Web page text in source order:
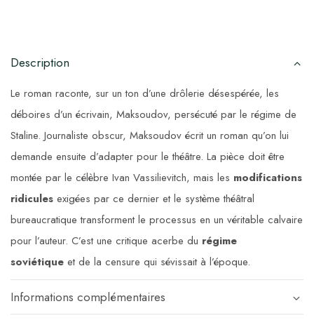
Description
Le roman raconte, sur un ton d’une drôlerie désespérée, les
déboires d’un écrivain, Maksoudov, persécuté par le régime de
Staline. Journaliste obscur, Maksoudov écrit un roman qu’on lui
demande ensuite d’adapter pour le théâtre. La pièce doit être
montée par le célèbre Ivan Vassilievitch, mais les modifications
ridicules exigées par ce dernier et le système théâtral
bureaucratique transforment le processus en un véritable calvaire
pour l’auteur. C’est une critique acerbe du régime
soviétique et de la censure qui sévissait à l’époque.
Informations complémentaires